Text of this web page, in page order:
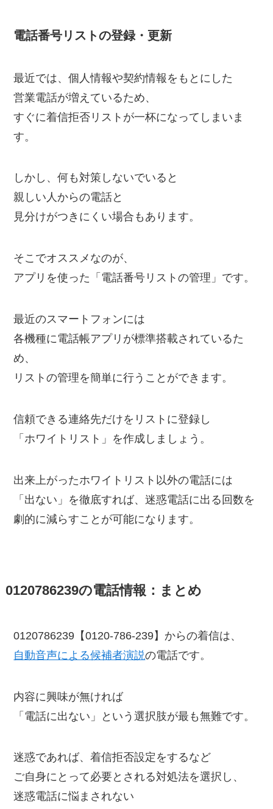
電話番号リストの登録・更新
最近では、個人情報や契約情報をもとにした
営業電話が増えているため、
すぐに着信拒否リストが一杯になってしまいま
す。
しかし、何も対策しないでいると
親しい人からの電話と
見分けがつきにくい場合もあります。
そこでオススメなのが、
アプリを使った「電話番号リストの管理」です。
最近のスマートフォンには
各機種に電話帳アプリが標準搭載されているた
め、
リストの管理を簡単に行うことができます。
信頼できる連絡先だけをリストに登録し
「ホワイトリスト」を作成しましょう。
出来上がったホワイトリスト以外の電話には
「出ない」を徹底すれば、迷惑電話に出る回数を
劇的に減らすことが可能になります。
0120786239の電話情報：まとめ
0120786239【0120-786-239】からの着信は、
自動音声による候補者演説の電話です。
内容に興味が無ければ
「電話に出ない」という選択肢が最も無難です。
迷惑であれば、着信拒否設定をするなど
ご自身にとって必要とされる対処法を選択し、
迷惑電話に悩まされない